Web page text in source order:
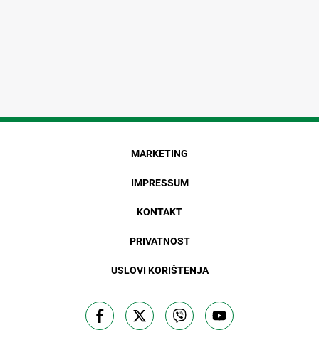
MARKETING
IMPRESSUM
KONTAKT
PRIVATNOST
USLOVI KORIŠTENJA